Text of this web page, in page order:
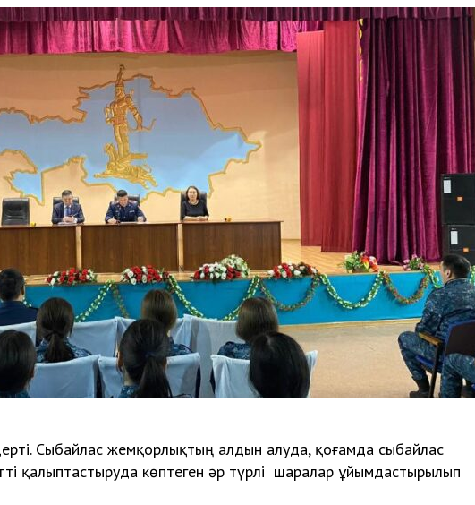
ЖҮРГІЗІЛДІ
Сыбайлас жемқорлықтың алдын алуда, қоғамда сыбайлас
қалыптастыруда көптеген әр түрлі шаралар ұйымдастырылып